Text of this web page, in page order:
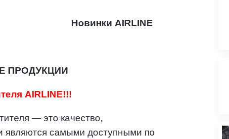
Новинки AIRLINE
ПРОДУКЦИИ
AIRLINE!!!
— это качество,
являются самыми доступными по